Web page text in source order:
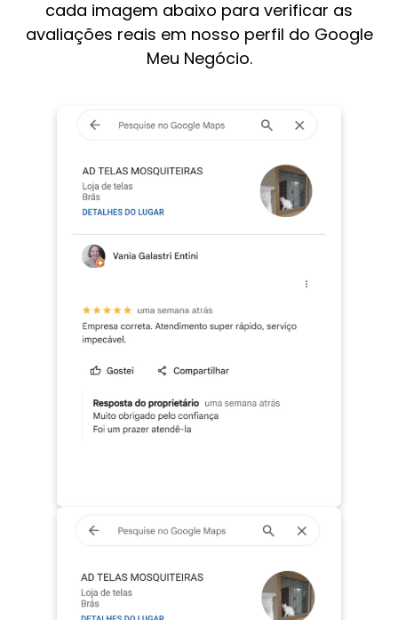
cada imagem abaixo para verificar as
avaliações reais em nosso perfil do Google
Meu Negócio.